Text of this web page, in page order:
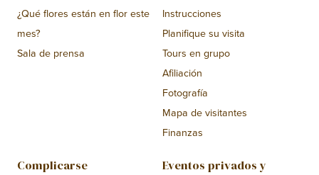
¿Qué flores están en flor este
mes?
Sala de prensa
Instrucciones
Planifique su visita
Tours en grupo
Afiliación
Fotografía
Mapa de visitantes
Finanzas
Complicarse
Eventos privados y